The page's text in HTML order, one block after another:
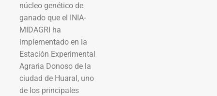
núcleo genético de
ganado que el INIA-
MIDAGRI ha
implementado en la
Estación Experimental
Agraria Donoso de la
ciudad de Huaral, uno
de los principales